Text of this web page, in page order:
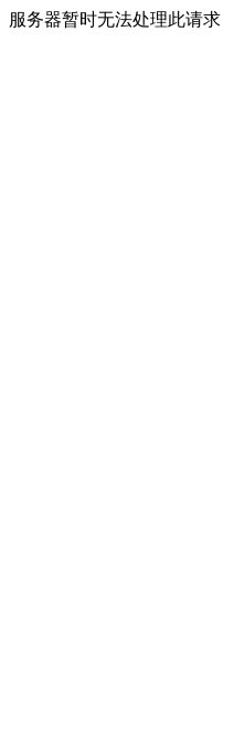
服务器暂时无法处理此请求